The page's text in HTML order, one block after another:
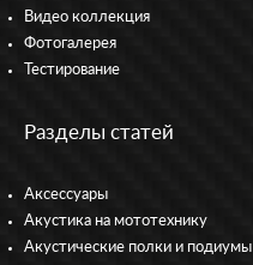
Видео коллекция
Фотогалерея
Тестирование
Разделы статей
Аксессуары
Акустика на мототехнику
Акустические полки и подиумы